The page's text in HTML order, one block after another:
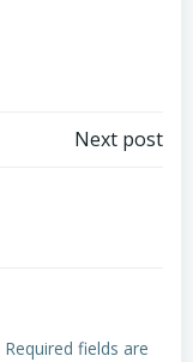
Next post
Required fields are